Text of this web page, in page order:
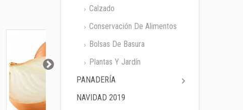
Calzado
Conservación De Alimentos
Bolsas De Basura
Plantas Y Jardín
PANADERÍA
NAVIDAD 2019